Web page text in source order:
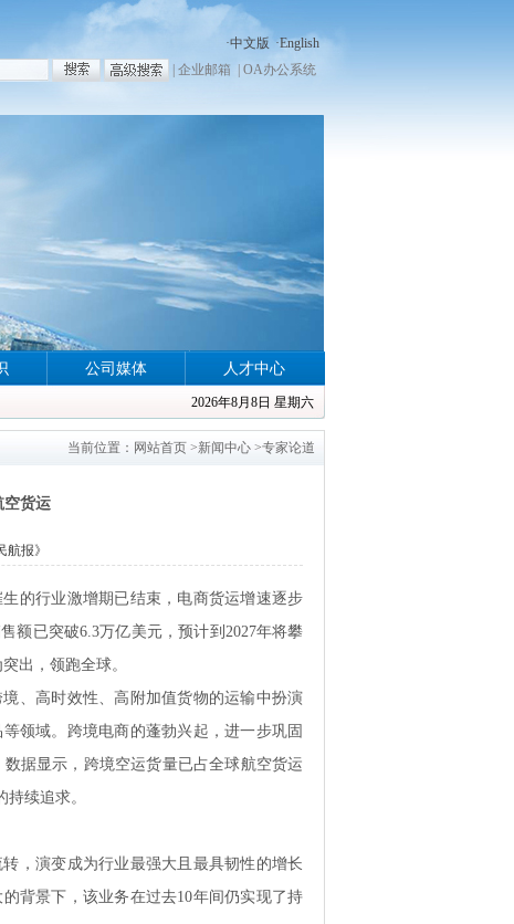
·中文版 ·English
企业邮箱 OA办公系统
2026年8月8日 星期六
公司媒体 人才中心
当前位置： 网站首页 >新闻中心 >专家论道
空货运
航报》
的行业激增期已结束，电商货运增速逐步
额已突破6.3万亿美元，预计到2027年将攀
出，领跑全球。
、高时效性、高附加值货物的运输中扮演
领域。跨境电商的蓬勃兴起，进一步巩固
数据显示，跨境空运货量已占全球航空货运
续追求。
，演变成为行业最强大且最具韧性的增长
背景下，该业务在过去10年间仍实现了持